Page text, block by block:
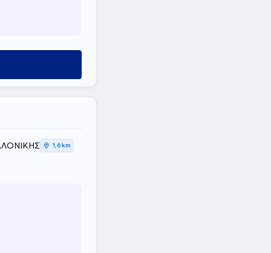
1,6 km